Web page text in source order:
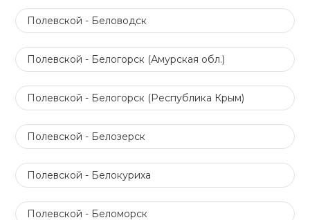
Полевской - Беловодск
Полевской - Белогорск (Амурская обл.)
Полевской - Белогорск (Республика Крым)
Полевской - Белозерск
Полевской - Белокуриха
Полевской - Беломорск